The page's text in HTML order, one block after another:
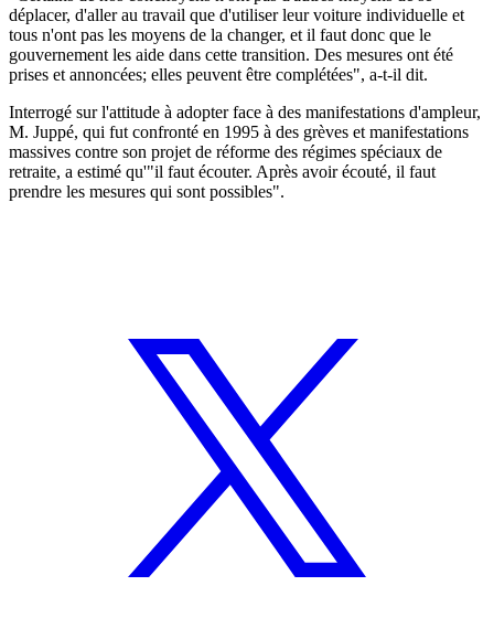
déplacer, d'aller au travail que d'utiliser leur voiture individuelle et
tous n'ont pas les moyens de la changer, et il faut donc que le
gouvernement les aide dans cette transition. Des mesures ont été
prises et annoncées; elles peuvent être complétées", a-t-il dit.
Interrogé sur l'attitude à adopter face à des manifestations d'ampleur,
M. Juppé, qui fut confronté en 1995 à des grèves et manifestations
massives contre son projet de réforme des régimes spéciaux de
retraite, a estimé qu'"il faut écouter. Après avoir écouté, il faut
prendre les mesures qui sont possibles".